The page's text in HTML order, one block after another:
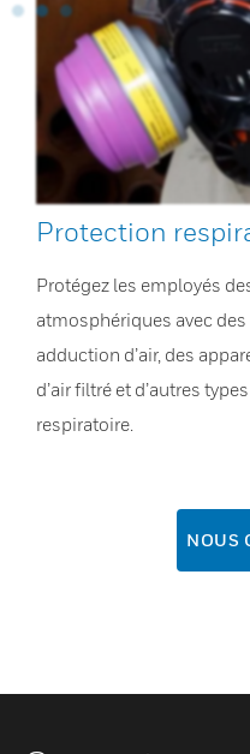
Protection
Protégez les employés
atmosphériques avec
adduction d’air, des
d’air filtré et d’autres
respiratoire.
NOUS